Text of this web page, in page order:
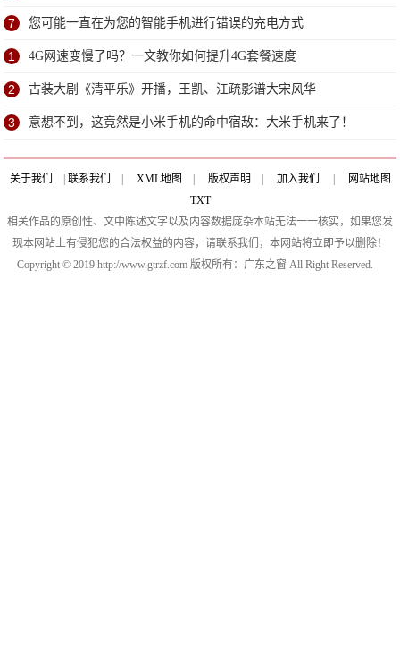
7 您可能一直在为您的智能手机进行错误的充电方式
1 4G网速变慢了吗？一文教你如何提升4G套餐速度
2 古装大剧《清平乐》开播，王凯、江疏影谱大宋风华
3 意想不到，这竟然是小米手机的命中宿敌：大米手机来了！
关于我们 联系我们 XML地图 版权声明 加入我们
网站地图
TXT
相关作品的原创性、文中陈述文字以及内容数据庞杂本站无法一一核实，如果您发
现本网站上有侵犯您的合法权益的内容，请联系我们，本网站将立即予以删除！
Copyright © 2019 http://www.gtrzf.com 版权所有：广东之窗 All Right Reserved.